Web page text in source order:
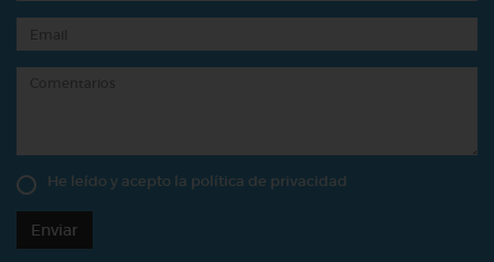
He leído y acepto la política de privacidad
Enviar